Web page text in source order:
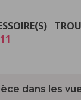
dans les